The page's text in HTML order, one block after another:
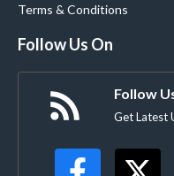
Terms & Conditions
Follow Us On
Follow
Get Latest